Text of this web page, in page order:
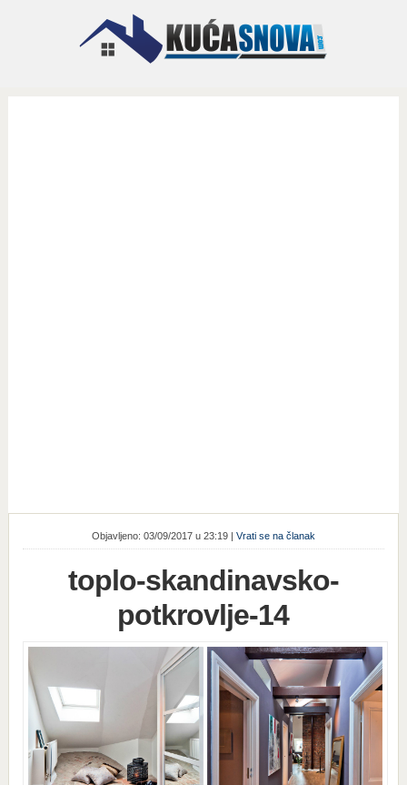
Objavljeno: 03/09/2017 u 23:19 | Vrati se na članak
toplo-skandinavsko-
potkrovlje-14